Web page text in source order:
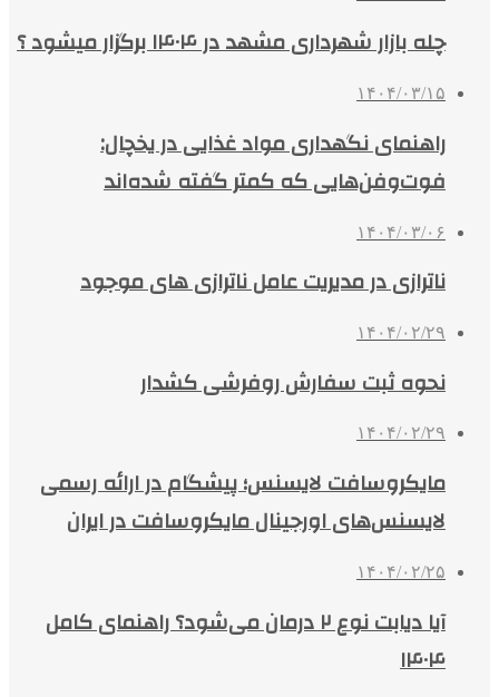
چله بازار شهرداری مشهد در ۱۴۰۴ برگزار میشود ؟
۱۴۰۴/۰۳/۱۵
راهنمای نگهداری مواد غذایی در یخچال:
فوت‌وفن‌هایی که کمتر گفته شده‌اند
۱۴۰۴/۰۳/۰۶
ناترازی در مدیریت عامل ناترازی های موجود
۱۴۰۴/۰۲/۲۹
نحوه ثبت سفارش روفرشی کشدار
۱۴۰۴/۰۲/۲۹
مایکروسافت لایسنس؛ پیشگام در ارائه رسمی
لایسنس‌های اورجینال مایکروسافت در ایران
۱۴۰۴/۰۲/۲۵
آیا دیابت نوع ۲ درمان می‌شود؟ راهنمای کامل
۱۴۰۴